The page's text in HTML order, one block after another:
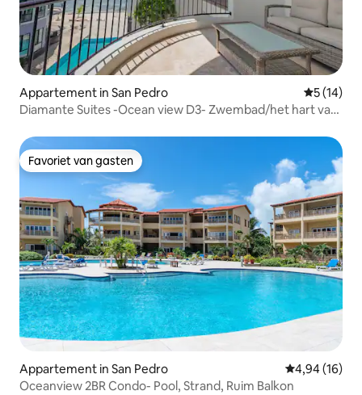
Appartement in San Pedro
5 (14)
Diamante Suites -Ocean view D3- Zwembad/het hart van
Favoriet van gasten
Favoriet van gasten
Appartement in San Pedro Gemiddelde
4,94 (16)
Oceanview 2BR Condo- Pool, Strand, Ruim Balkon